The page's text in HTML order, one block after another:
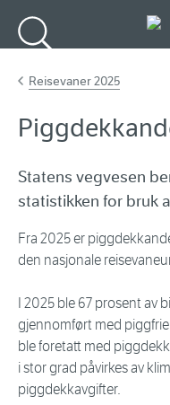
Reisevaner 2025
Statens vegvesen
statistikken for bruk
Fra 2025 er
den nasjonale
I 2025 ble 67 prosent av
gjennomført med
ble foretatt med
i stor grad påvirkes av
piggdekkavgifter.